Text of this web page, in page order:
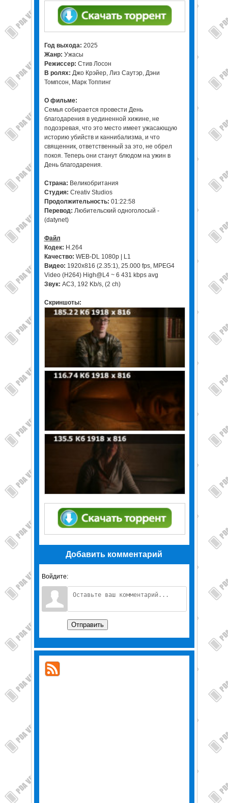
Год выхода: 2025
Жанр: Ужасы
Режиссер: Стив Лосон
В ролях: Джо Крэйер, Лиз Саутэр, Дэни
Томпсон, Марк Топпинг
О фильме:
Семья собирается провести День
благодарения в уединенной хижине, не
подозревая, что это место имеет ужасающую
историю убийств и каннибализма, и что
священник, ответственный за это, не обрел
покоя. Теперь они станут блюдом на ужин в
День благодарения.
Страна: Великобритания
Студия: Creativ Studios
Продолжительность: 01:22:58
Перевод: Любительский одноголосый -
(datynet)
Файл
Кодек: H.264
Качество: WEB-DL 1080p | L1
Видео: 1920x816 (2.35:1), 25.000 fps, MPEG4
Video (H264) High@L4 ~ 6 431 kbps avg
Звук: AC3, 192 Kb/s, (2 ch)
Скриншоты:
Добавить комментарий
Войдите:
Отправить